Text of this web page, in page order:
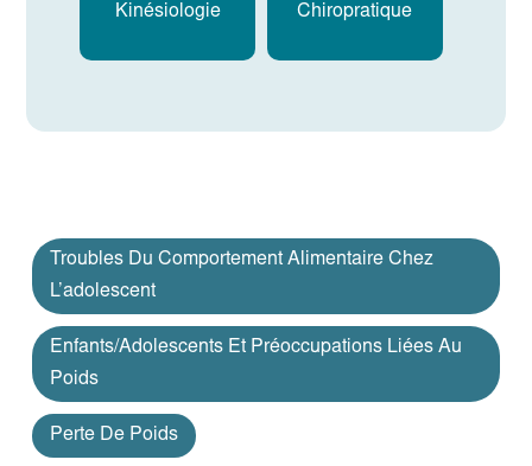
Kinésiologie Chiropratique
Troubles Du Comportement Alimentaire Chez
L’adolescent
Enfants/adolescents Et Préoccupations Liées Au
Poids
Perte De Poids